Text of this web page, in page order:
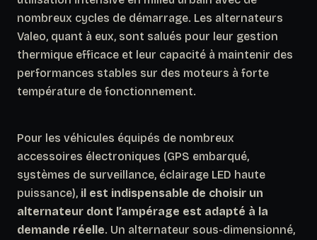
nombreux cycles de démarrage. Les alternateurs
Valeo, quant à eux, sont salués pour leur gestion
thermique efficace et leur capacité à maintenir des
performances stables sur des moteurs à forte
température de fonctionnement.
Pour les véhicules équipés de nombreux
accessoires électroniques (GPS embarqué,
systèmes de surveillance, éclairage LED haute
puissance), il est indispensable de choisir un
alternateur dont l’ampérage est adapté à la
demande réelle. Un alternateur sous-dimensionné,